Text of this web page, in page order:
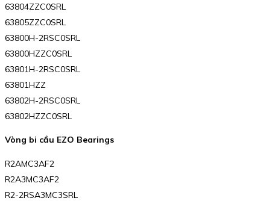
63804ZZC0SRL
63805ZZC0SRL
63800H-2RSC0SRL
63800HZZC0SRL
63801H-2RSC0SRL
63801HZZ
63802H-2RSC0SRL
63802HZZC0SRL
Vòng bi cầu EZO Bearings
R2AMC3AF2
R2A3MC3AF2
R2-2RSA3MC3SRL